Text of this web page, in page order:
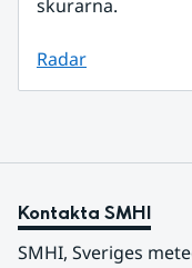
skurarna.
Radar
Kontakta SMHI
SMHI, Sveriges